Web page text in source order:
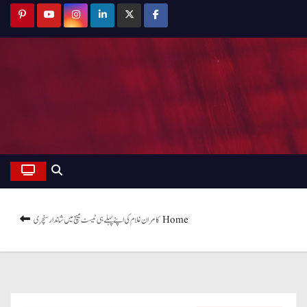
Homeکامران غلام کی اپنے پہلے ہی ٹیسٹ میچ میں شاندارسنچری